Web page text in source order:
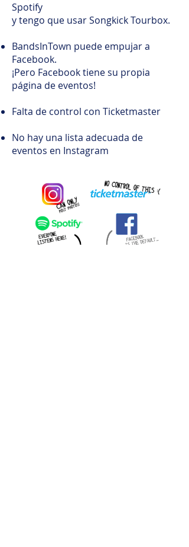
Spotify
y tengo que usar Songkick Tourbox.
BandsInTown puede empujar a
Facebook.
¡Pero Facebook tiene su propia
página de eventos!
Falta de control con Ticketmaster
No hay una lista adecuada de
eventos en Instagram